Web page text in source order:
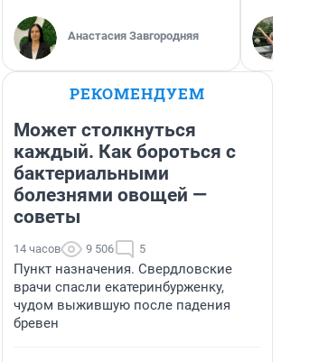
Анастасия Завгородняя
РЕКОМЕНДУЕМ
Может столкнуться
каждый. Как бороться с
бактериальными
болезнями овощей —
советы
14 часов 9 506 5
Пункт назначения. Свердловские
врачи спасли екатеринбурженку,
чудом выжившую после падения
бревен